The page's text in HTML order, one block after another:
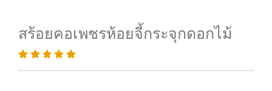
สร้อยคอเพชรห้อยจี้กระจุกดอกไม้